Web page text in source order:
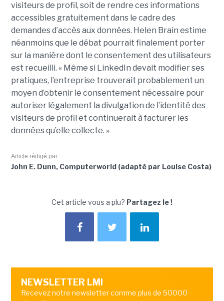
visiteurs de profil, soit de rendre ces informations
accessibles gratuitement dans le cadre des
demandes d’accès aux données. Helen Brain estime
néanmoins que le débat pourrait finalement porter
sur la manière dont le consentement des utilisateurs
est recueilli. « Même si LinkedIn devait modifier ses
pratiques, l’entreprise trouverait probablement un
moyen d’obtenir le consentement nécessaire pour
autoriser légalement la divulgation de l’identité des
visiteurs de profil et continuerait à facturer les
données qu’elle collecte. »
Article rédigé par
John E. Dunn, Computerworld (adapté par Louise Costa)
Cet article vous a plu? Partagez le !
NEWSLETTER LMI
Recevez notre newsletter comme plus de 50000